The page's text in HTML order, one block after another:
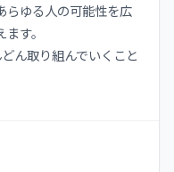
らゆる人の可能性を広
す。
ん取り組んでいくこと